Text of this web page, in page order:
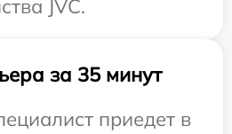
JVC.
за 35 минут
приедет в